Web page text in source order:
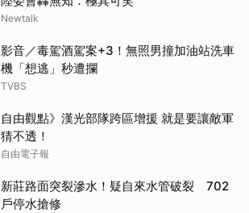
Newtalk
影音／毒駕酒駕案+3！無照男撞加油站洗車
機「想逃」秒遭攔
TVBS
自由觀點》漢光部隊跨區增援 就是要讓敵軍
猜不透！
自由電子報
新莊路面突裂滲水！疑自來水管破裂 702
戶停水搶修